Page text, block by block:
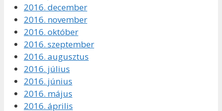
2016. december
2016. november
2016. október
2016. szeptember
2016. augusztus
2016. július
2016. június
2016. május
2016. április